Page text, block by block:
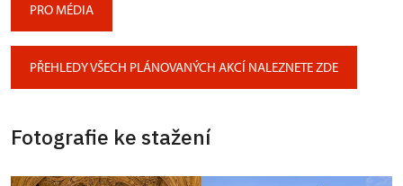
PRO MÉDIA
PŘEHLEDY VŠECH PLÁNOVANÝCH AKCÍ NALEZNETE ZDE
Fotografie ke stažení